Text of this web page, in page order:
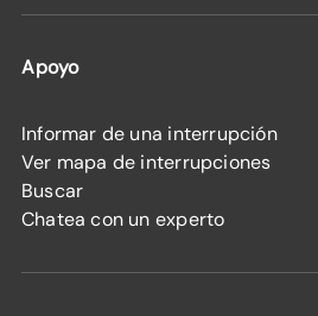
Apoyo
Informar de una interrupción
Ver mapa de interrupciones
Buscar
Chatea con un experto